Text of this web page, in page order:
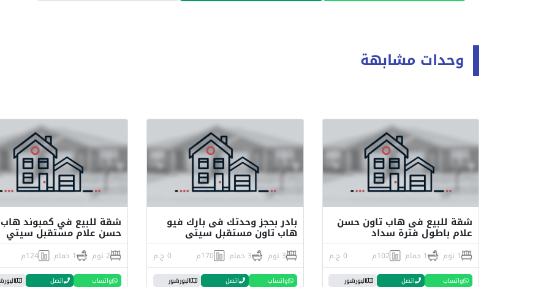
وحدات مشابهة
شقة للبيع فى هاب تاون حسن
علام باطول فترة سداد
1 نوم 1 حمام 102م 0 ج.م
واتساب اتصل البورشور
بادر بحجز وحدتك فى بارك فيو
هاب تاون مستقبل سيتى
3 نوم 3 حمام 170م 0 ج.م
واتساب اتصل البورشور
شقة للبيع في كمبوند
حسن علام مستقبل سيتي
2 نوم 1 حمام 124م
واتساب اتصل